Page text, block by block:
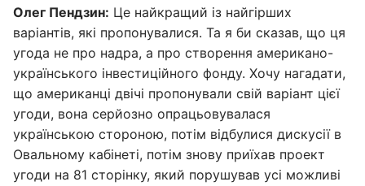
Олег Пендзин: Це найкращий із найгірших
варіантів, які пропонувалися. Та я би сказав, що ця
угода не про надра, а про створення американо-
українського інвестиційного фонду. Хочу нагадати,
що американці двічі пропонували свій варіант цієї
угоди, вона серйозно опрацьовувалася
українською стороною, потім відбулися дискусії в
Овальному кабінеті, потім знову приїхав проект
угоди на 81 сторінку, який порушував усі можливі